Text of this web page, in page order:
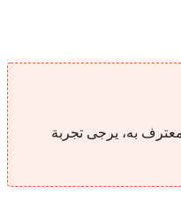
به، يرجى تجربة